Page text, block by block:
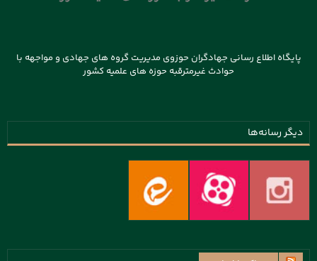
پایگاه اطلاع رسانی جهادگران حوزوی مدیریت گروه های جهادی و مواجهه با
حوادث غیرمترقبه حوزه های علمیه کشور
دیگر رسانه‌ها